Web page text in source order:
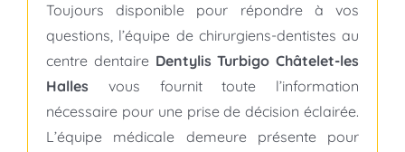
Toujours disponible pour répondre à vos
questions, l’équipe de chirurgiens-dentistes au
centre dentaire Dentylis Turbigo Châtelet-les
Halles vous fournit toute l’information
nécessaire pour une prise de décision éclairée.
L’équipe médicale demeure présente pour